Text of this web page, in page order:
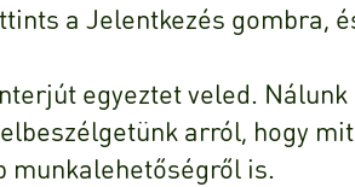
a Jelentkezés gombra,
egyeztet veled. Nálunk
arról, hogy
munkalehetőségről is.